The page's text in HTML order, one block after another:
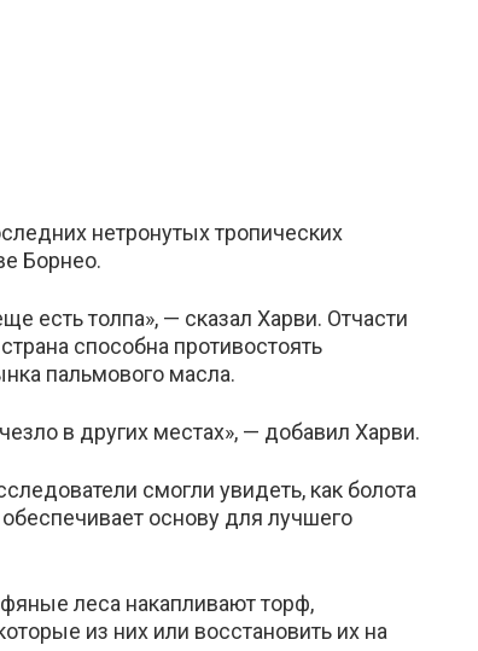
нетронутых тропических
Борнео.
есть толпа», — сказал Харви. Отчасти
способна противостоять
пальмового масла.
в других местах», — добавил Харви.
смогли увидеть, как болота
основу для лучшего
леса накапливают торф,
из них или восстановить их на